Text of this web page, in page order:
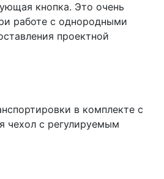
кнопка. Это очень
работе с однородными
проектной
в комплекте с
чехол с регулируемым